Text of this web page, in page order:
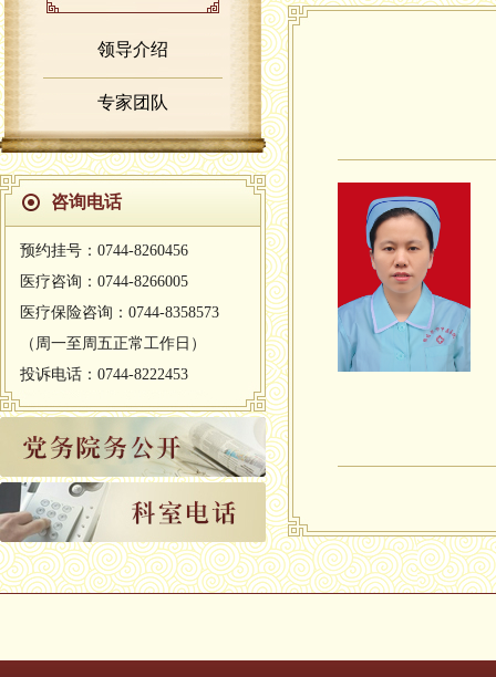
领导介绍
专家团队
咨询电话
预约挂号：0744-8260456
医疗咨询：0744-8266005
医疗保险咨询：0744-8358573
（周一至周五正常工作日）
投诉电话：0744-8222453